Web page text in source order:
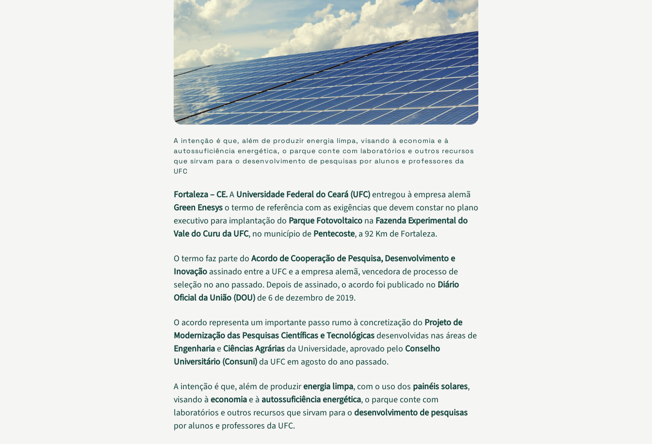
A intenção é que, além de produzir energia limpa, visando à economia e à
autossuficiência energética, o parque conte com laboratórios e outros recursos
que sirvam para o desenvolvimento de pesquisas por alunos e professores da
UFC
Fortaleza – CE.A Universidade Federal do Ceará (UFC)entregou à empresa alemã
Green Enesyso termo de referência com as exigências que devem constar no plano
executivo para implantação do Parque Fotovoltaico na Fazenda Experimental do
Vale do Curu da UFC, no município de Pentecoste, a 92 Km de Fortaleza.
O termo faz parte do Acordo de Cooperação de Pesquisa, Desenvolvimento e
Inovação assinado entre a UFC e a empresa alemã, vencedora de processo de
seleção no ano passado. Depois de assinado, o acordo foi publicado no Diário
Oficial da União (DOU)de 6 de dezembro de 2019.
O acordo representa um importante passo rumo à concretização do Projeto de
Modernização das Pesquisas Científicas e Tecnológicasdesenvolvidas nas áreas de
Engenhariae Ciências Agráriasda Universidade, aprovado pelo Conselho
Universitário (Consuni)da UFC em agosto do ano passado.
A intenção é que, além de produzirenergia limpa, com o uso dos painéis solares,
visando à economiae à autossuficiência energética, o parque conte com
laboratórios e outros recursos que sirvam para o desenvolvimento de pesquisas
por alunos e professores da UFC.